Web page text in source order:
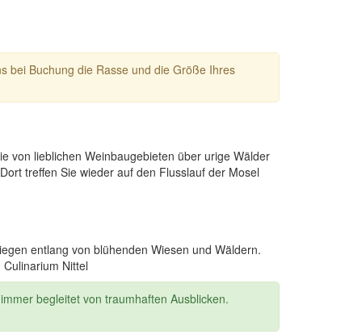
bei Buchung die Rasse und die Größe Ihres
von lieblichen Weinbaugebieten über urige Wälder
treffen Sie wieder auf den Flusslauf der Mosel
entlang von blühenden Wiesen und Wäldern.
Nittel
begleitet von traumhaften Ausblicken.